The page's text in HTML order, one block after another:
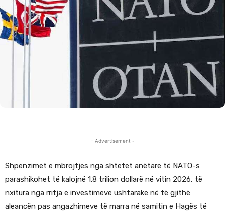
- Advertisement -
Shpenzimet e mbrojtjes nga shtetet anëtare të NATO-s
parashikohet të kalojnë 1.8 trilion dollarë në vitin 2026, të
nxitura nga rritja e investimeve ushtarake në të gjithë
aleancën pas angazhimeve të marra në samitin e Hagës të